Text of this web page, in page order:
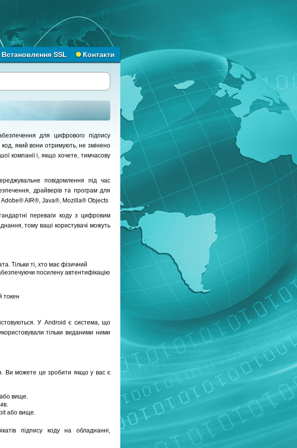
Встановлення SSL Контакти
для цифрового підпису
код, який вони отримують, не змінено
компанії і, якщо хочете, тимчасову
повідомлення під час
драйверів та програм для
Adobe® AIR®, Java®, Mozilla® Objects
переваги коду з цифровим
тому ваші користувачі можуть
Тільки ті, хто має фізичний
посилену автентифікацію
токен
У Android є система, що
тільки виданими ними
Ви можете це зробити якщо у вас є
або вище.
або вище.
підпису коду на обладнанні,